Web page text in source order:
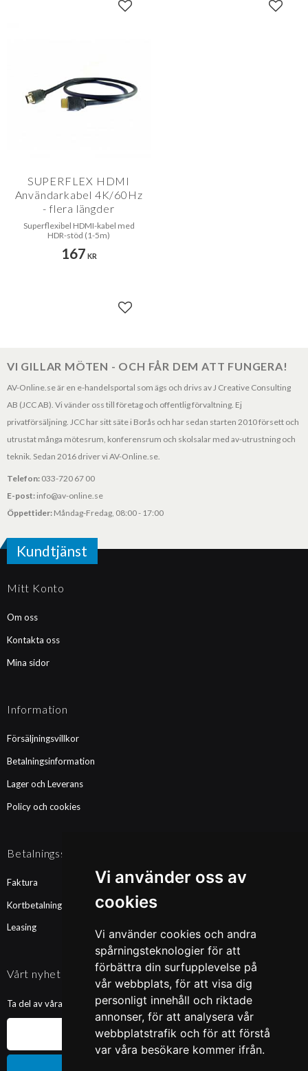
Vi använder oss av
cookies
Vi använder cookies och andra
spårningsteknologier för att
förbättra din surfupplevelse på
vår webbplats, för att visa dig
personligt innehåll och riktade
annonser, för att analysera vår
webbplatstrafik och för att förstå
var våra besökare kommer ifrån.
Lägg till i favoriter Lägg
SUPERFLEX HDMI
Användarkabel 4K/60Hz
- flera längder
Superflexibel HDMI-kabel med
HDR-stöd (1-5m)
167 KR
Lägg till i favoriter
VI GILLAR MÖTEN - OCH FÅR DEM ATT FUNGERA!
AV-Online.se är en e-handelsportal som ägs och drivs av J Creative Consulting
AB (JCC AB). Vi vänder oss till företag och offentlig förvaltning. Ej
privatförsäljning. JCC har sitt säte i Borås och har sedan starten 2010 försett och
utrustat många mötesrum, konferensrum och skolsalar med av-utrustning och
teknik. Sedan 2016 driver vi AV-Online.se.
Telefon: 033-720 67 00
E-post: info@av-online.se
Öppettider: Måndag-Fredag, 08:00 - 17:00
Kundtjänst
Mitt Konto
Om oss
Kontakta oss
Mina sidor
Information
Försäljningsvillkor
Betalningsinformation
Lager och Leverans
Policy och cookies
Betalningssätt
Faktura
Kortbetalning
Leasing
Vårt nyhetsbrev
Ta del av våra nyheter och kampanjer. Fyll i din mailadress nedan!